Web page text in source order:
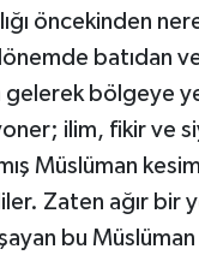
öncekinden
batıdan
gelerek bölgeye
ilim, fikir ve
Müslüman
Zaten ağır bir
bu Müslüman